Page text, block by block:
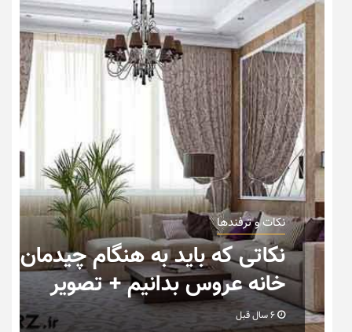
نکات و ترفندها
نکاتی که باید به هنگام چیدمان
خانه عروس بدانیم + تصویر